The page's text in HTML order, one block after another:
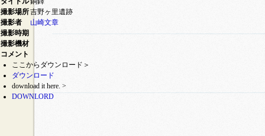
撮影場所吉野ヶ里遺跡
撮影者
山崎文章
撮影時期
撮影機材
コメント
ここからダウンロード＞
ダウンロード
download it here. >
DOWNLORD